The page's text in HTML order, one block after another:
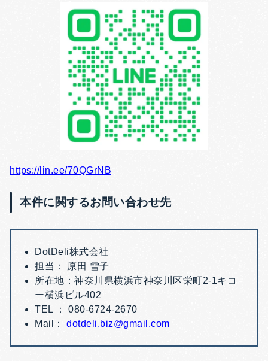
https://lin.ee/70QGrNB
本件に関するお問い合わせ先
DotDeli株式会社
担当： 原田 雪子
所在地：神奈川県横浜市神奈川区栄町2-1キコ
ー横浜ビル402
TEL ： 080-6724-2670
Mail： dotdeli.biz@gmail.com